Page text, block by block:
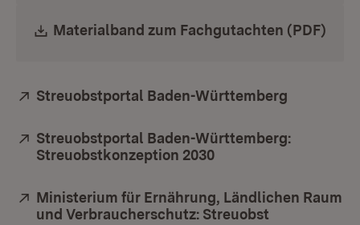
Download:
Materialband zum Fachgutachten (PDF)
Extern:
Streuobstportal Baden-Württemberg
Extern:
Streuobstportal Baden-Württemberg:
Streuobstkonzeption 2030
Extern:
Ministerium für Ernährung, Ländlichen Raum
und Verbraucherschutz: Streuobst